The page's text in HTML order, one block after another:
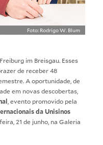
Foto: Rodrigo W. Blum
im Breisgau. Esses
de receber 48
A oportunidade, de
em novas descobertas,
, evento promovido pela
da Unisinos
21 de junho, na Galeria